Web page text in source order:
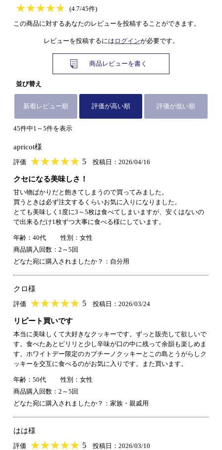
★★★★★
★★★★★
(4.7/45件)
この商品に対するあなたのレビューを投稿することができます。
レビューを投稿するには ログインが必要です。
商品レビューを書く
並び替え
新着レビュー順 評価が高い順 評価が低い順
45件中1～5件を表示
apricot様
評価 ★★★★★
★★★★★ 5 投稿日：2026/04/16
クセになる美味しさ！
甘い物ばかりだと飽きてしまうので買ってみました。
買うときは必ず注文するくらいお気に入りになりました。
とても美味しく1度に3～5枚は食べてしまいますが、安くはないの
で出来るだけ1枚ずつ大事に食べる様にしています。
年齢：40代
性別：女性
商品購入回数：2～5回
どなた宛に購入されましたか？：自分用
クロ様
評価 ★★★★★
★★★★★ 5 投稿日：2026/03/24
リピート買いです
本当に美味しくて大好きなクッキーです。ずっと販売して欲しいで
す。食べたあとピリリと少し辛味が口の中に残って余韻も楽しめま
す。ホワイトデー限定のカプチーノクッキーとこの島とうがらしク
ッキーを交互に食べるのがお気に入りです。また買います。
年齢：50代
性別：女性
商品購入回数：2～5回
どなた宛に購入されましたか？：家族・親戚用
はは様
評価 ★★★★★
★★★★★ 5 投稿日：2026/03/10